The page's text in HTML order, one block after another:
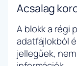
Acsalag
A blokk a régi
adatfájlokból
jellegűek,